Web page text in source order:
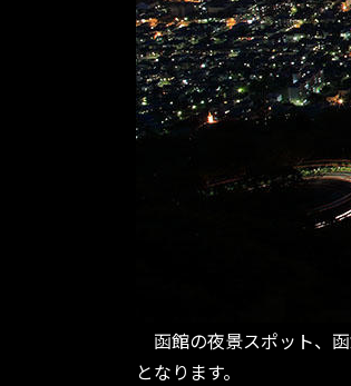
函館の夜景スポット、函
となります。